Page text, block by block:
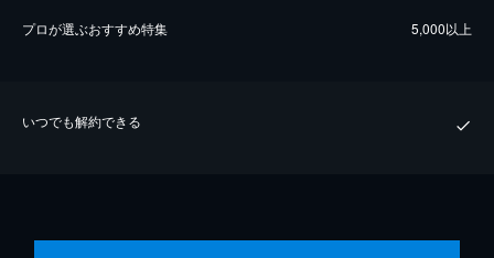
プロが選ぶおすすめ特集 5,000以上
いつでも解約できる